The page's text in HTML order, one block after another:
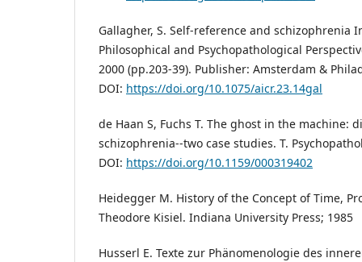
Gallagher, S. Self-reference and schizophrenia
Philosophical and Psychopathological
2000 (pp.203-39). Publisher: Amsterdam &
DOI: https://doi.org/10.1075/aicr.23.14gal
de Haan S, Fuchs T. The ghost in the machine:
schizophrenia--two case studies. T.
DOI: https://doi.org/10.1159/000319402
Heidegger M. History of the Concept of Time,
Theodore Kisiel. Indiana University Press; 1985
Husserl E. Texte zur Phänomenologie des